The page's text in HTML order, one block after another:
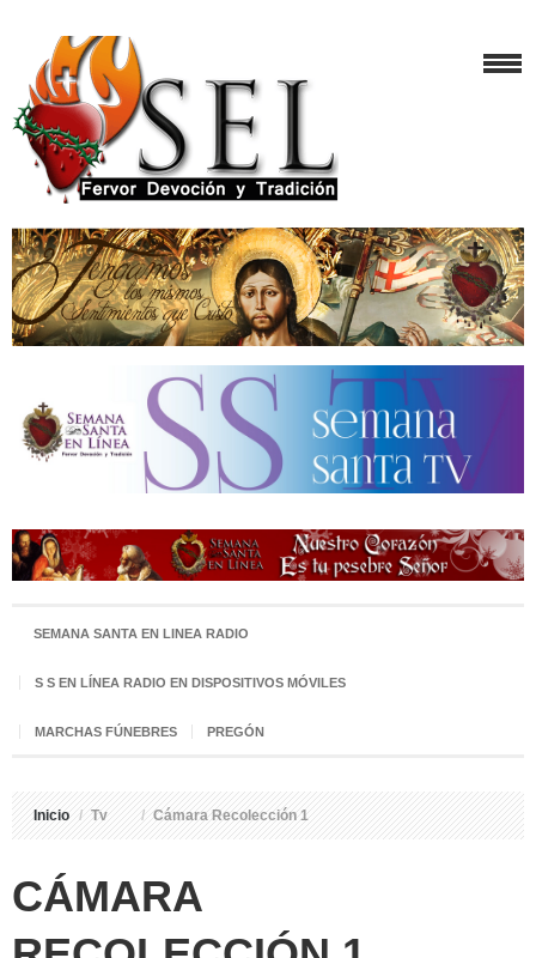
SEMANA SANTA EN LINEA RADIO
S S EN LÍNEA RADIO EN DISPOSITIVOS MÓVILES
MARCHAS FÚNEBRES PREGÓN
Inicio / Tv / Cámara Recolección 1
CÁMARA